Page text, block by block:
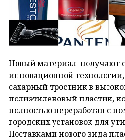
Новый материал получают
инновационной
сахарный тростник в
полиэтиленовый пластик,
полностью переработан с
городских установок для
Поставками нового вида